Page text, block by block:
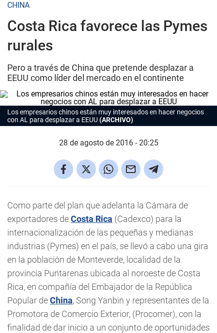
CHINA
Costa Rica favorece las Pymes
rurales
Pero a través de China que pretende desplazar a
EEUU como líder del mercado en el continente
Los empresarios chinos están muy interesados en hacer negocios
con AL para desplazar a EEUU(ARCHIVO)
28 de agosto de 2016 - 20:25
Como parte del plan que adelanta la Cámara de
exportadores deCosta Rica (Cadexco) para la
internacionalización de las pequeñas y medianas
industrias (Pymes) en el país, se llevó a cabo una gira
en la población de Monteverde, localidad de la
provincia Puntarenas ubicada al noroeste de Costa
Rica, en compañía del Embajador de la República
Popular deChina, Song Yanbin y representantes de la
Promotora de Comercio Exterior, (Procomer), con la
finalidad de dar inicio a un conjunto de oportunidades